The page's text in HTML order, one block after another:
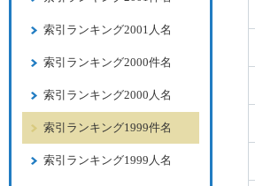
索引ランキング2001人名
索引ランキング2000件名
索引ランキング2000人名
索引ランキング1999件名
索引ランキング1999人名